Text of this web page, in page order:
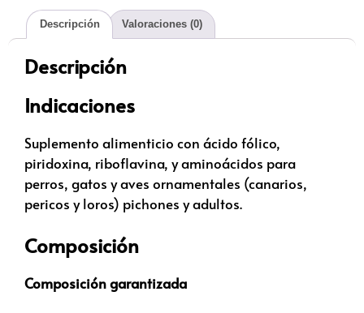
Descripción Valoraciones (0)
Descripción
Indicaciones
Suplemento alimenticio con ácido fólico,
piridoxina, riboflavina, y aminoácidos para
perros, gatos y aves ornamentales (canarios,
pericos y loros) pichones y adultos.
Composición
Composición garantizada